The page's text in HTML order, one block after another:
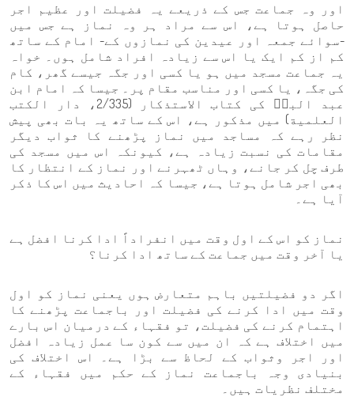
اور وہ جماعت جس کے ذریعے یہ فضیلت اور عظیم اجر
حاصل ہوتا ہے، اس سے مراد ہر وہ نماز ہے جس میں
-سوائے جمعہ اور عیدین کی نمازوں کے- امام کے ساتھ
کم از کم ایک یا اس سے زیادہ افراد شامل ہوں۔ خواہ
یہ جماعت مسجد میں ہو یا کسی اور جگہ جیسے گھر، کام
کی جگہ، یا کسی اور مناسب مقام پر۔ جیسا کہ امام ابن
عبد البرؒ کی کتاب الاستذکار (2/335، دار الكتب
العلمية) میں مذکور ہے، اس کے ساتھ یہ بات بھی پیش
نظر رہے کہ مساجد میں نماز پڑھنے کا ثواب دیگر
مقامات کی نسبت زیادہ ہے، کیونکہ اس میں مسجد کی
طرف چل کر جانے، وہاں ٹھہرنے اور نماز کے انتظار کا
بھی اجر شامل ہوتا ہے، جیسا کہ احادیث میں اس کا ذکر
آیا ہے۔
نماز کو اس کے اول وقت میں انفراداً ادا کرنا افضل ہے
یا آخر وقت میں جماعت کے ساتھ ادا کرنا؟
اگر دو فضیلتیں باہم متعارض ہوں یعنی نماز کو اول
وقت میں ادا کرنے کی فضیلت اور باجماعت پڑھنے کا
اہتمام کرنے کی فضیلت، تو فقہاء کے درمیان اس بارے
میں اختلاف ہے کہ ان میں سے کون سا عمل زیادہ افضل
اور اجر وثواب کے لحاظ سے بڑا ہے۔ اس اختلاف کی
بنیادی وجہ باجماعت نماز کے حکم میں فقہاء کے
مختلف نظریات ہیں۔